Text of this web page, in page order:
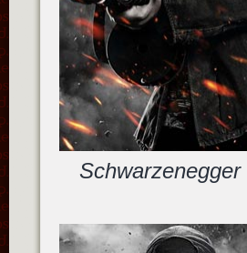
Schwarzenegger